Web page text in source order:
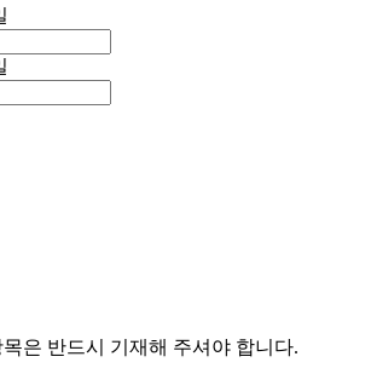
은 반드시 기재해 주셔야 합니다.